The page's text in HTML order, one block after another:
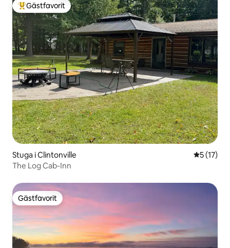
Populär gästfavorit
Gästfavorit
Stuga i Clintonville 5 av 5 i
5 (17)
The Log Cab-Inn
Gästfavorit
Gästfavorit